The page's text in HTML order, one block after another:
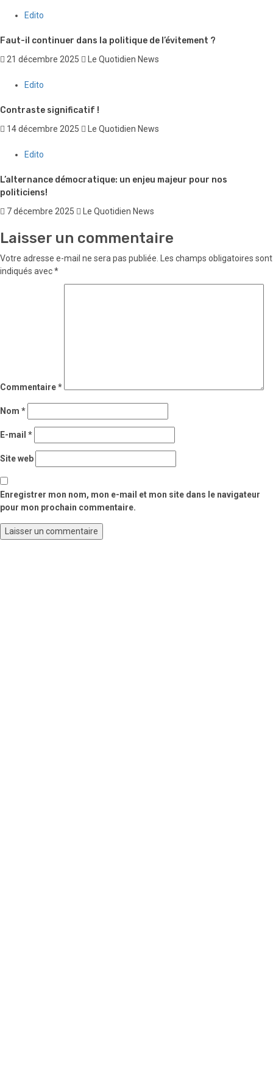
Edito
Faut-il continuer dans la politique de l’évitement ?
21 décembre 2025 Le Quotidien News
Edito
Contraste significatif !
14 décembre 2025 Le Quotidien News
Edito
L’alternance démocratique: un enjeu majeur pour nos
politiciens!
7 décembre 2025 Le Quotidien News
Laisser un commentaire
Votre adresse e-mail ne sera pas publiée.
Les champs obligatoires sont
indiqués avec*
Commentaire*
Nom *
E-mail *
Site web
Enregistrer mon nom, mon e-mail et mon site dans le navigateur
pour mon prochain commentaire.